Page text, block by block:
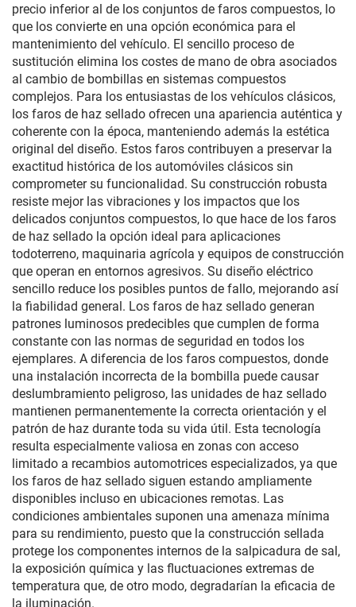
precio inferior al de los conjuntos de faros compuestos, lo
que los convierte en una opción económica para el
mantenimiento del vehículo. El sencillo proceso de
sustitución elimina los costes de mano de obra asociados
al cambio de bombillas en sistemas compuestos
complejos. Para los entusiastas de los vehículos clásicos,
los faros de haz sellado ofrecen una apariencia auténtica y
coherente con la época, manteniendo además la estética
original del diseño. Estos faros contribuyen a preservar la
exactitud histórica de los automóviles clásicos sin
comprometer su funcionalidad. Su construcción robusta
resiste mejor las vibraciones y los impactos que los
delicados conjuntos compuestos, lo que hace de los faros
de haz sellado la opción ideal para aplicaciones
todoterreno, maquinaria agrícola y equipos de construcción
que operan en entornos agresivos. Su diseño eléctrico
sencillo reduce los posibles puntos de fallo, mejorando así
la fiabilidad general. Los faros de haz sellado generan
patrones luminosos predecibles que cumplen de forma
constante con las normas de seguridad en todos los
ejemplares. A diferencia de los faros compuestos, donde
una instalación incorrecta de la bombilla puede causar
deslumbramiento peligroso, las unidades de haz sellado
mantienen permanentemente la correcta orientación y el
patrón de haz durante toda su vida útil. Esta tecnología
resulta especialmente valiosa en zonas con acceso
limitado a recambios automotrices especializados, ya que
los faros de haz sellado siguen estando ampliamente
disponibles incluso en ubicaciones remotas. Las
condiciones ambientales suponen una amenaza mínima
para su rendimiento, puesto que la construcción sellada
protege los componentes internos de la salpicadura de sal,
la exposición química y las fluctuaciones extremas de
temperatura que, de otro modo, degradarían la eficacia de
la iluminación.